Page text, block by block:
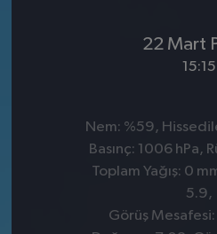
22 Mart
15:15
Nem: %59,
Basınç: 1006 hPa,
Toplam Yağış: 0
5.9,
Görüş Mesafesi: